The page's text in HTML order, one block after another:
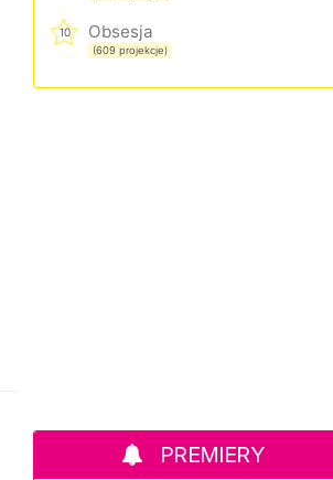
10 Obsesja
(609 projekcje)
PREMIERY